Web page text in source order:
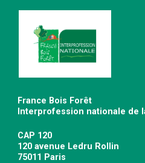
France Bois Forêt
Interprofession nationale de
CAP 120
120 avenue Ledru Rollin
75011 Paris